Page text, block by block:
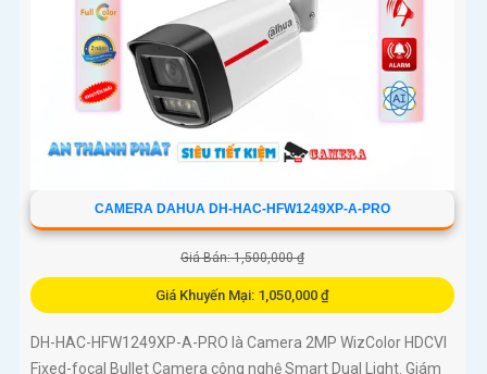
CAMERA DAHUA DH-HAC-HFW1249XP-A-PRO
Giá Bán: 1,500,000 ₫
Giá Khuyến Mại: 1,050,000 ₫
DH-HAC-HFW1249XP-A-PRO là Camera 2MP WizColor HDCVI
Fixed-focal Bullet Camera công nghệ Smart Dual Light. Giám